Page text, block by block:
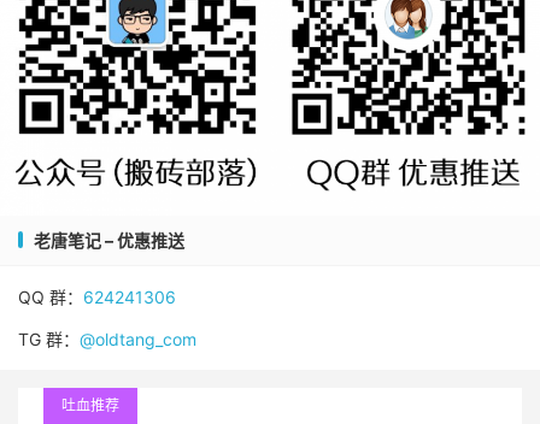
老唐笔记 – 优惠推送
QQ 群： 624241306
TG 群： @oldtang_com
吐血推荐